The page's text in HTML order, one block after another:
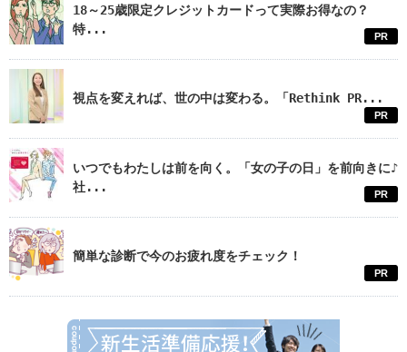
18～25歳限定クレジットカードって実際お得なの？
特...
PR
視点を変えれば、世の中は変わる。「Rethink PR...
PR
いつでもわたしは前を向く。「女の子の日」を前向きに♪
社...
PR
簡単な診断で今のお疲れ度をチェック！
PR